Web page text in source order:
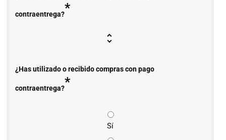
contraentrega?*
¿Has utilizado o recibido compras con pago
contraentrega?*
Sí